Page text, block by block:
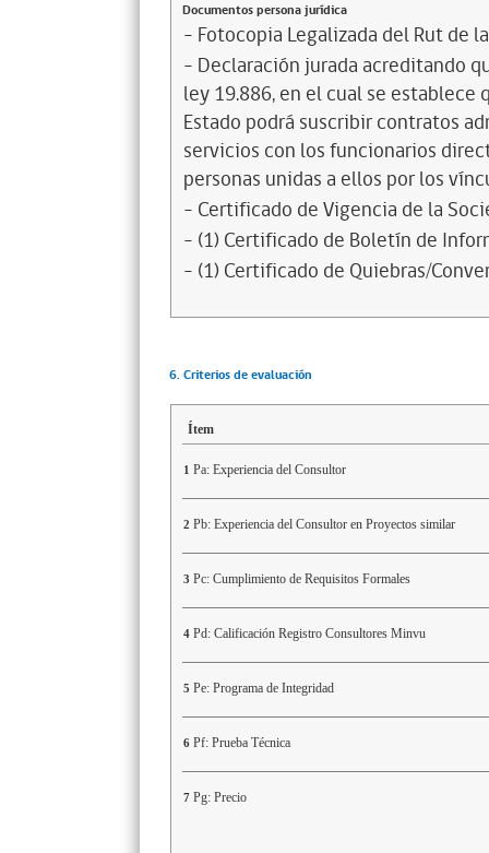
Documentos persona jurídica
- Fotocopia Legalizada del Rut de
- Declaración jurada acreditando
ley 19.886, en el cual se
Estado podrá suscribir contratos
servicios con los funcionarios
personas unidas a ellos por los
- Certificado de Vigencia de la
- (1) Certificado de Boletín de
- (1) Certificado de Quiebras/
6. Criterios de evaluación
Ítem
1 Pa: Experiencia del Consultor
2 Pb: Experiencia del Consultor en Proyectos similar
3 Pc: Cumplimiento de Requisitos Formales
4 Pd: Calificación Registro Consultores Minvu
5 Pe: Programa de Integridad
6 Pf: Prueba Técnica
7 Pg: Precio